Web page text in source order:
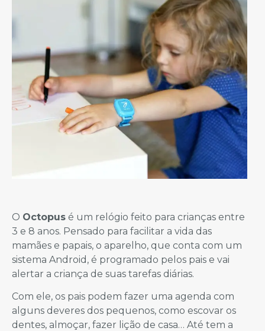
O Octopus é um relógio feito para crianças entre
3 e 8 anos. Pensado para facilitar a vida das
mamães e papais, o aparelho, que conta com um
sistema Android, é programado pelos pais e vai
alertar a criança de suas tarefas diárias.
Com ele, os pais podem fazer uma agenda com
alguns deveres dos pequenos, como escovar os
dentes, almoçar, fazer lição de casa… Até tem a